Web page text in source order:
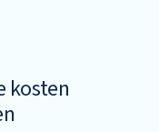
kosten